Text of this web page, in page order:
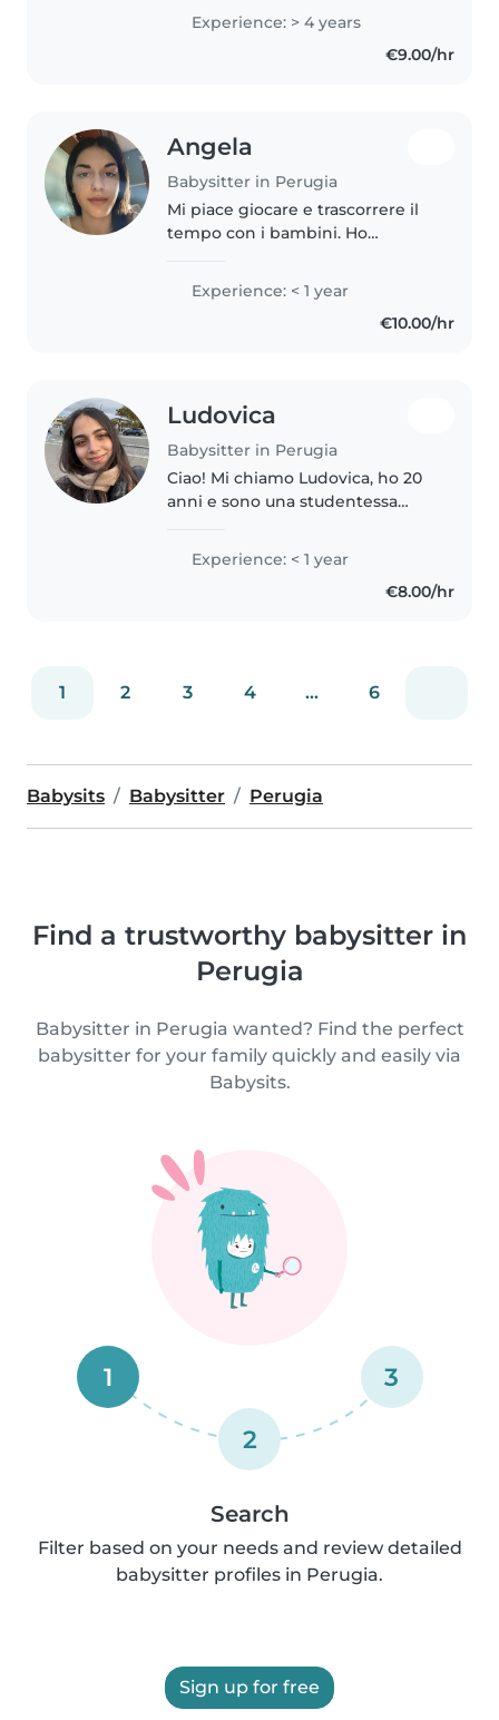
infinita curiosità, mi piace
giocare ed aiutarli a fare i loro
compiti. Sono molto premurosa..
Experience: > 4 years
€9.00/hr
Angela
Babysitter in Perugia
Mi piace giocare e trascorrere il
tempo con i bambini. Ho
prescolare e scolare, amo
disegnare e sono a mio agio con
animali, cucina e faccende. Parlo..
Experience: < 1 year
€10.00/hr
Ludovica
Babysitter in Perugia
Ciao! Mi chiamo Ludovica, ho 20
anni e sono una studentessa
frequento il corso di laurea in
Psicologia presso l'Università
degli Studi di Perugia. Nel 2024..
Experience: < 1 year
€8.00/hr
1 2 3 4 ... 6
Babysits Babysitter Perugia
Find a trustworthy babysitter in
Perugia
Babysitter in Perugia wanted? Find the perfect
babysitter for your family quickly and easily via
Babysits.
1
2
3
Search
Filter based on your needs and review detailed
babysitter profiles in Perugia.
Sign up for free